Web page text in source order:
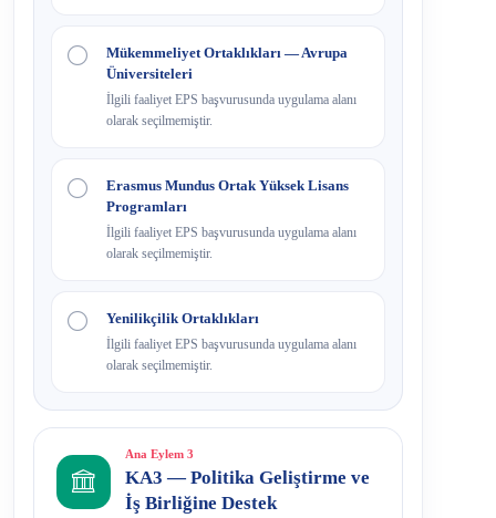
Mükemmeliyet Ortaklıkları — Avrupa
Üniversiteleri
İlgili faaliyet EPS başvurusunda uygulama alanı
olarak seçilmemiştir.
Erasmus Mundus Ortak Yüksek Lisans
Programları
İlgili faaliyet EPS başvurusunda uygulama alanı
olarak seçilmemiştir.
Yenilikçilik Ortaklıkları
İlgili faaliyet EPS başvurusunda uygulama alanı
olarak seçilmemiştir.
Ana Eylem 3
KA3 — Politika Geliştirme ve
İş Birliğine Destek